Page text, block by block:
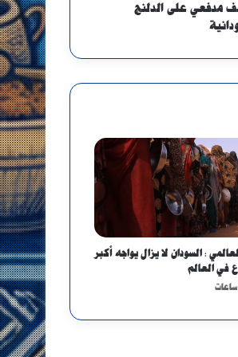
مدفعي على الدلنج
: السودان لا يزال يواجه أكبر
في العالم